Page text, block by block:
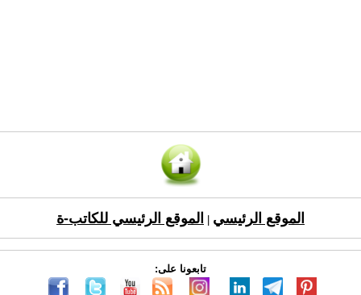
الموقع الرئيسي الموقع الرئيسي للكاتب-ة
تابعونا على: